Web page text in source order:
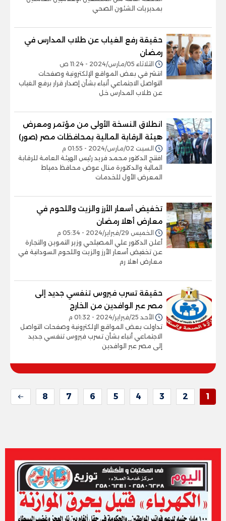
بمديريات الشئون الصحي
حقيقة رفع الغياب عن طلاب المدارس في
رمضان
الثلاثاء 05/مارس/2024 - 11:24 ص
انتشر في بعض المواقع الإلكترونية وصفحات
التواصل الاجتماعي أنباء بشأن إصدار قرار برفع الغياب
عن طلاب المدارس خل
انطلاق النسخة الأولى من مؤتمر ومعرض
هيئة الرقابة المالية بمحافظات مصر (صور)
السبت 02/مارس/2024 - 01:55 م
افتتح الدكتور محمد فريد رئيس الهيئة العامة للرقابة
المالية والدكتورة منال عوض محافظ دمياط
المعرض الأول للخدمات
تخفيض أسعار الأرز والزيت واللحوم في
معارض أهلا رمضان
الخميس 29/فبراير/2024 - 05:34 م
أعلن الدكتور علي المصيلحي وزير التموين والتجارة
عن تخفيض أسعار الأرز والزيت واللحوم السودانية في
معارض اهلا رم
حقيقة تسرب فيروس تنفسي جديد إلى
مصر عبر الوافدين من الخارج
الأحد 25/فبراير/2024 - 01:32 م
تداولت بعض المواقع الإلكترونية وصفحات التواصل
الاجتماعي أنباء بشأن تسرب فيروس تنفسي جديد
إلى مصر عبر الوافدين
1
2
3
4
5
6
7
8